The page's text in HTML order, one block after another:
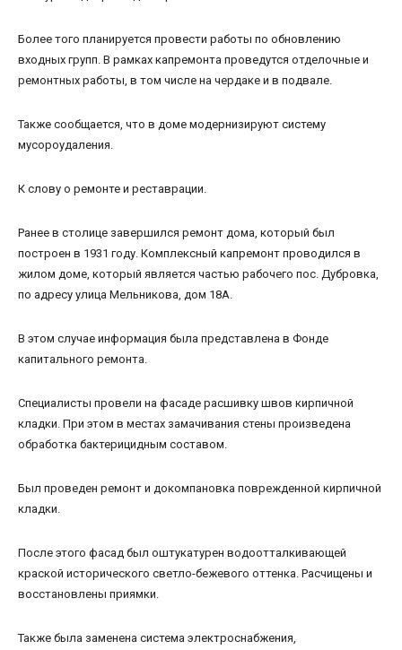
Более того планируется провести работы по обновлению
входных групп. В рамках капремонта проведутся отделочные и
ремонтных работы, в том числе на чердаке и в подвале.
Также сообщается, что в доме модернизируют систему
мусороудаления.
К слову о ремонте и реставрации.
Ранее в столице завершился ремонт дома, который был
построен в 1931 году. Комплексный капремонт проводился в
жилом доме, который является частью рабочего пос. Дубровка,
по адресу улица Мельникова, дом 18А.
В этом случае информация была представлена в Фонде
капитального ремонта.
Специалисты провели на фасаде расшивку швов кирпичной
кладки. При этом в местах замачивания стены произведена
обработка бактерицидным составом.
Был проведен ремонт и докомпановка поврежденной кирпичной
кладки.
После этого фасад был оштукатурен водоотталкивающей
краской исторического светло-бежевого оттенка. Расчищены и
восстановлены приямки.
Также была заменена система электроснабжения,